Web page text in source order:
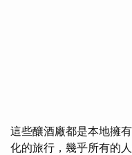
這些釀酒廠都是本地擁
化的旅行，幾乎所有的